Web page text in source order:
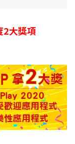
2大獎項